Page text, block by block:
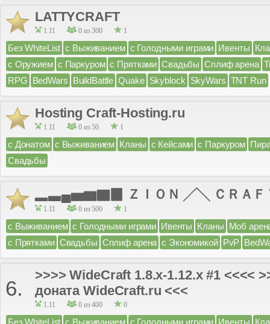
LATTYCRAFT
1.11 0 из 300 1
Без WhiteList с Выживанием с Голодными играми Ивенты
с Оружием с Паркуром с Прятками Свадьбы Сплиф арена
RPG BedWars BuildBattle Quake Skyblock SkyWars TNT Run
Hosting Craft-Hosting.ru
1.11 0 из 50 1
с Донатом с Выживанием Кланы с Кейсами с Паркуром
Свадьбы
▂▃▄▅▆▇▉ ＺＩＯＮ ╱╲ ＣＲＡ
1.11 0 из 500 1
с Выживанием с Голодными играми Ивенты Кланы Моб
с Прятками Свадьбы Сплиф арена с Экономикой PvP
6.
>>>> WideCraft 1.8.x-1.12.x #1 <<<<
доната WideCraft.ru <<<
1.11 0 из 400 0
Без WhiteList с Выживанием с Голодными играми Ивенты